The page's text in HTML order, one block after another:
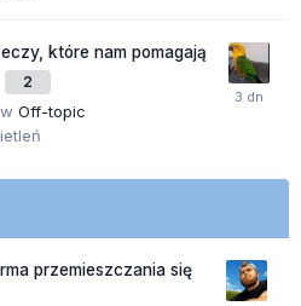
które nam pomagają
2
w Off-topic
przemieszczania się